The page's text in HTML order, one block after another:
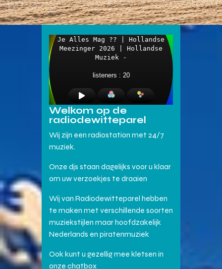
Welkom op de
radiodewitteparel
Wij zijn een radiostation met 24/7
muziek.
Onze djs staan dagelijks voor u klaar
om uw verzoekjes te draaien
Wij van Radiodewitteparel hebben
te maken met verschillende soorten
muziekstijlen maar hoofdzakelijk
Nederlands en piratenmuziek
Ook kunt u gezellig mee kletsen in
onze chatbox